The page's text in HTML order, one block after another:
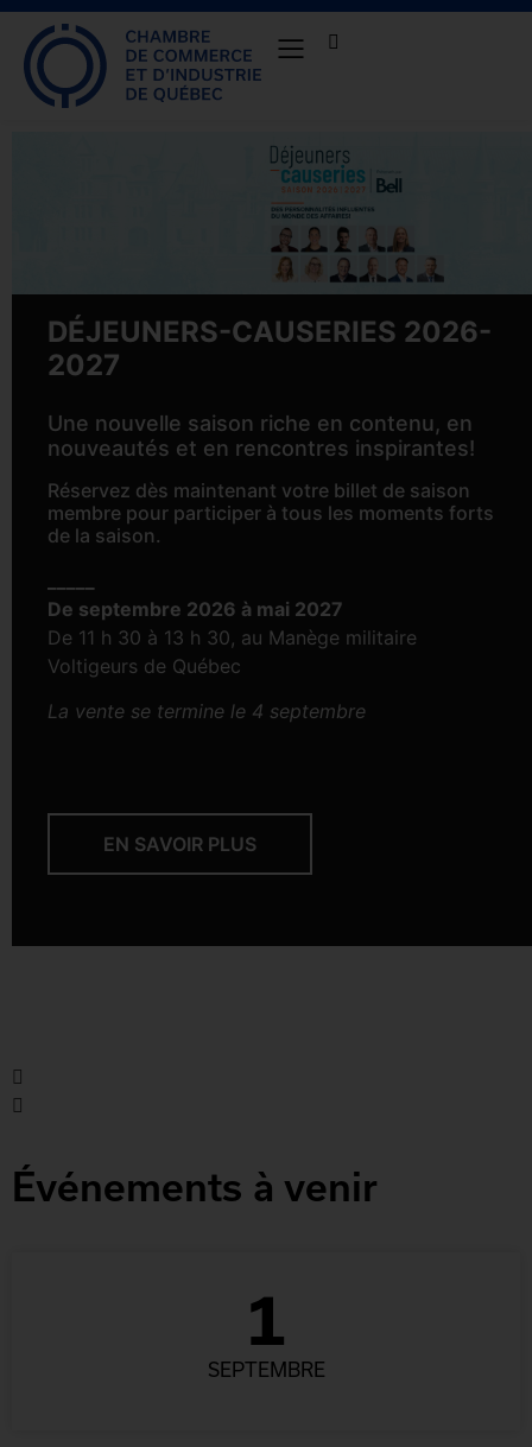
DÉJEUNERS-CAUSERIES 2026-
2027
Une nouvelle saison riche en contenu, en
nouveautés et en rencontres inspirantes!
Réservez dès maintenant votre billet de saison
membre pour participer à tous les moments forts
de la saison.
De septembre 2026 à mai 2027
De 11 h 30 à 13 h 30, au Manège militaire
Voltigeurs de Québec
La vente se termine le 4 septembre
EN SAVOIR PLUS
Événements à venir
1
SEPTEMBRE